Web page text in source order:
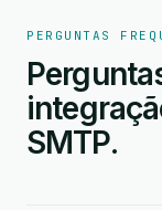
PERGUNTAS
SMTP.